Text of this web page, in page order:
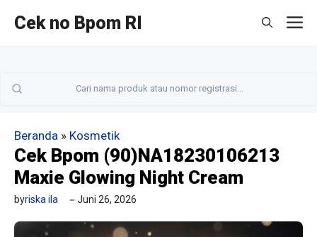
Cek no Bpom RI
Beranda » Kosmetik
Cek Bpom (90)NA18230106213
Maxie Glowing Night Cream
byriska ila Juni 26, 2026